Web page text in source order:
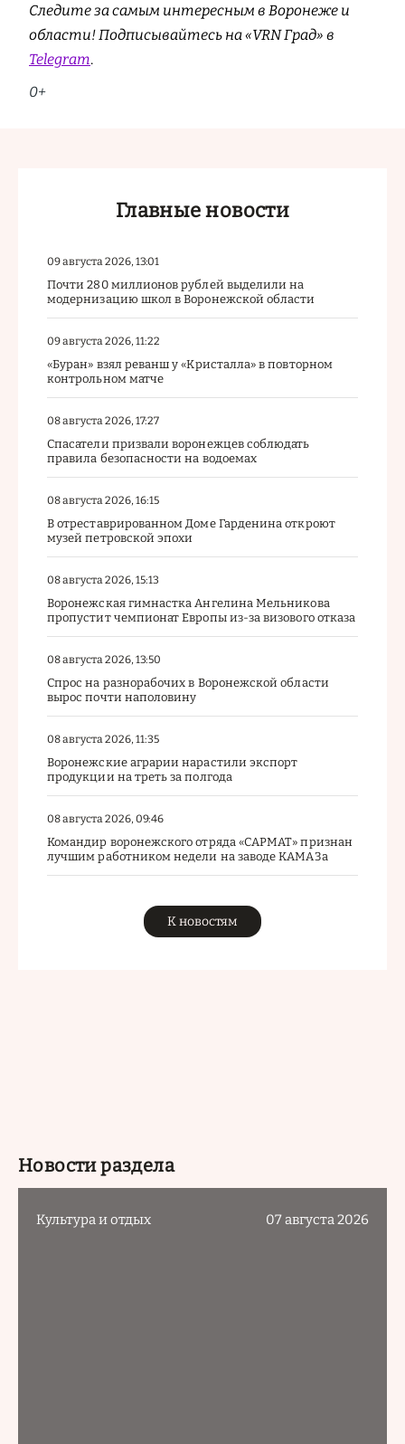
Следите за самым интересным в Воронеже и
области! Подписывайтесь на «VRN Град» в
Telegram.
0+
Главные новости
09 августа 2026, 13:01
Почти 280 миллионов рублей выделили на
модернизацию школ в Воронежской области
09 августа 2026, 11:22
«Буран» взял реванш у «Кристалла» в повторном
контрольном матче
08 августа 2026, 17:27
Спасатели призвали воронежцев соблюдать
правила безопасности на водоемах
08 августа 2026, 16:15
В отреставрированном Доме Гарденина откроют
музей петровской эпохи
08 августа 2026, 15:13
Воронежская гимнастка Ангелина Мельникова
пропустит чемпионат Европы из-за визового отказа
08 августа 2026, 13:50
Спрос на разнорабочих в Воронежской области
вырос почти наполовину
08 августа 2026, 11:35
Воронежские аграрии нарастили экспорт
продукции на треть за полгода
08 августа 2026, 09:46
Командир воронежского отряда «САРМАТ» признан
лучшим работником недели на заводе КАМАЗа
К новостям
Новости раздела
Культура и отдых 07 августа 2026